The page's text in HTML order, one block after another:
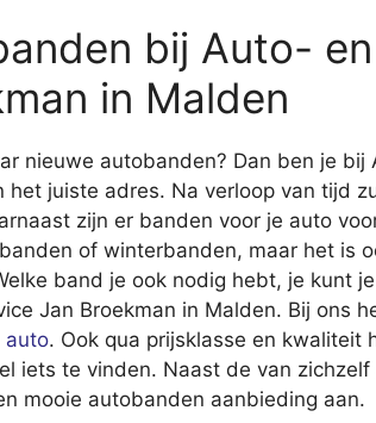
bij Auto-
in Malden
nieuwe autobanden? Dan ben je
het juiste adres. Na verloop van tijd
zijn er banden voor je auto
of winterbanden, maar het is
band je ook nodig hebt, je kunt
Jan Broekman in Malden. Bij ons
auto. Ook qua prijsklasse en kwaliteit
iets te vinden. Naast de van
mooie autobanden aanbieding aan.